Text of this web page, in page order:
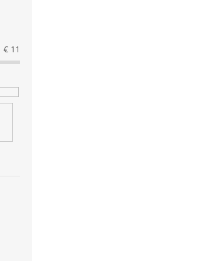
€ 11